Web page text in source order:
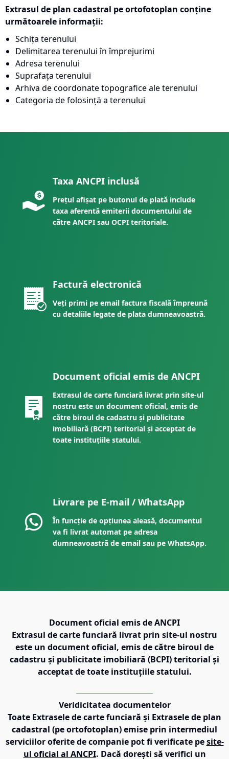
Extrasul de plan cadastral pe ortofotoplan conține
următoarele informații:
Schița terenului
Delimitarea terenului în împrejurimi
Adresa terenului
Suprafața terenului
Arhiva de coordonate topografice ale terenului
Categoria de folosință a terenului
Taxa ANCPI inclusă
Prețul afișat pe butonul de plată include
taxa aferentă emiterii documentului de
către ANCPI sau OCPI teritoriale.
Factură electronică
Veți primi pe email factura fiscală împreună
cu detaliile legate de plata dumneavoastră.
Document oficial emis de ANCPI
Extrasul de carte funciară livrat prin site-ul
nostru este un document oficial, emis de
către biroul de cadastru și publicitate
imobiliară (BCPI) teritorial și acceptat de
toate instituțiile statului.
Livrare pe E-mail / WhatsApp
În funcție de opțiunea aleasă, documentul
va fi livrat automat pe adresa
dumneavoastră de email sau pe WhatsApp.
Document oficial emis de ANCPI
Extrasul de carte funciară livrat prin site-ul nostru
este un document oficial, emis de către biroul de
cadastru și publicitate imobiliară (BCPI) teritorial și
acceptat de toate instituțiile statului.
Veridicitatea documentelor
Toate Extrasele de carte funciară și Extrasele de plan
cadastral (pe ortofotoplan) emise prin intermediul
serviciilor oferite de companie pot fi verificate pe site-
ul oficial al ANCPI. Dacă dorești să verifici un